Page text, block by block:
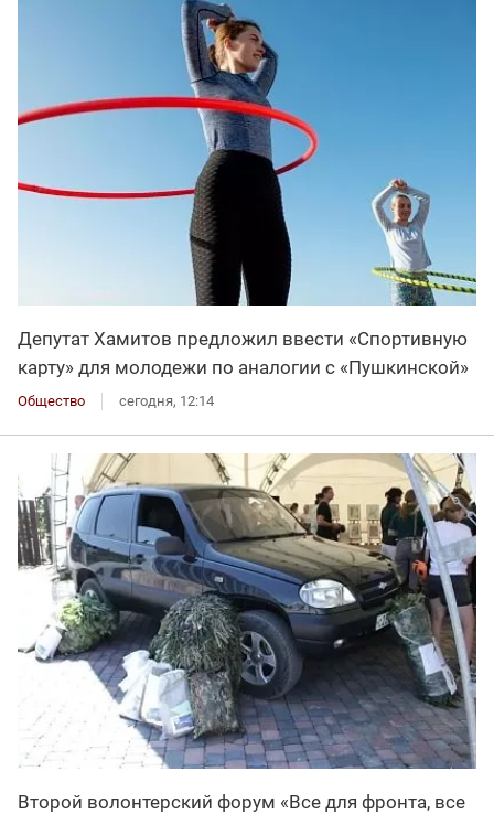
Депутат Хамитов предложил ввести «Спортивную
карту» для молодежи по аналогии с «Пушкинской»
Общество сегодня, 12:14
Второй волонтерский форум «Все для фронта, все